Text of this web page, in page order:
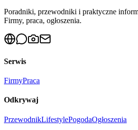
Poradniki, przewodniki i praktyczne
Firmy, praca, ogłoszenia.
Serwis
FirmyPraca
Odkrywaj
PrzewodnikLifestylePogodaOgłoszenia